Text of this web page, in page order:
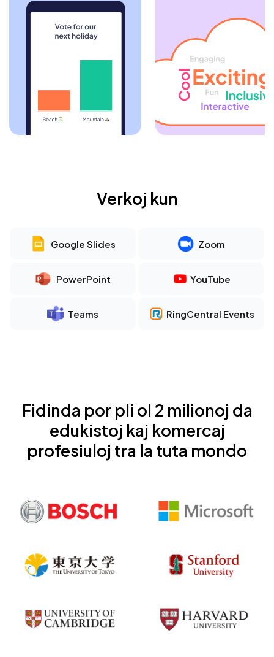
Verkoj kun
Google Slides
PowerPoint
Teams
Zoom
YouTube
RingCentral Events
Fidinda por pli ol 2 milionoj da
edukistoj kaj komercaj
profesiuloj tra la tuta mondo